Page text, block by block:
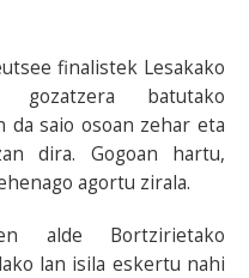
finalistek Lesakako
gozatzera batutako
da saio osoan zehar eta
dira. Gogoan hartu,
agortu zirala.
alde Bortzirietako
lan isila eskertu nahi